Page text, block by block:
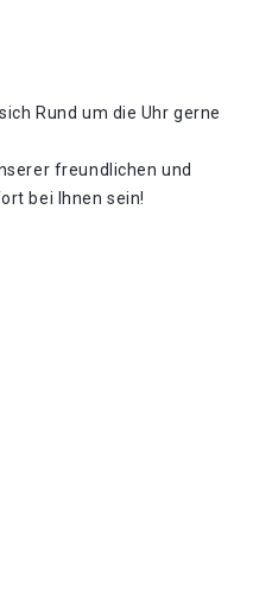
Rund um die Uhr gerne
freundlichen und
bei Ihnen sein!